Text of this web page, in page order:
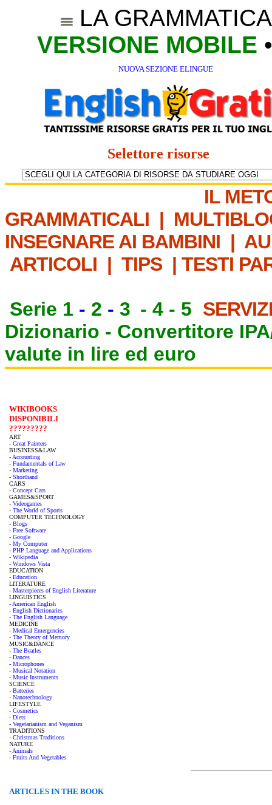
LA
VERSIONE MOBILE
NUOVA SEZIONE ELINGUE
Selettore risorse
IL
GRAMMATICALI |
INSEGNARE AI BAMBINI |
ARTICOLI | TIPS | TESTI
Serie 1 - 2 - 3 - 4 - 5
Dizionario - Convertitore
valute in lire ed euro
WIKIBOOKS
DISPONIBILI
?????????
ART
- Great Painters
BUSINESS&LAW
- Accounting
- Fundamentals of Law
- Marketing
- Shorthand
CARS
- Concept Cars
GAMES&SPORT
- Videogames
- The World of Sports
COMPUTER TECHNOLOGY
- Blogs
- Free Software
- Google
- My Computer
- PHP Language and Applications
- Wikipedia
- Windows Vista
EDUCATION
- Education
LITERATURE
- Masterpieces of English Literature
LINGUISTICS
- American English
- English Dictionaries
- The English Language
MEDICINE
- Medical Emergencies
- The Theory of Memory
MUSIC&DANCE
- The Beatles
- Dances
- Microphones
- Musical Notation
- Music Instruments
SCIENCE
- Batteries
- Nanotechnology
LIFESTYLE
- Cosmetics
- Diets
- Vegetarianism and Veganism
TRADITIONS
- Christmas Traditions
NATURE
- Animals
- Fruits And Vegetables
ARTICLES IN THE BOOK